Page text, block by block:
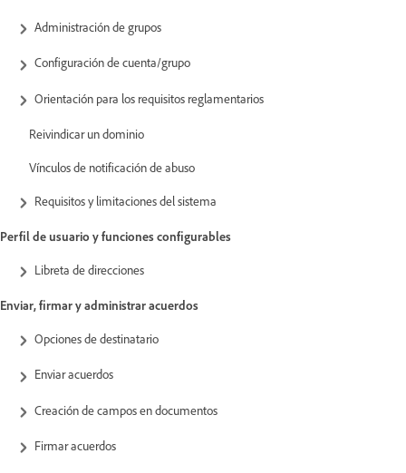
Administración de grupos
Configuración de cuenta/grupo
Orientación para los requisitos reglamentarios
Reivindicar un dominio
Vínculos de notificación de abuso
Requisitos y limitaciones del sistema
Perfil de usuario y funciones configurables
Libreta de direcciones
Enviar, firmar y administrar acuerdos
Opciones de destinatario
Enviar acuerdos
Creación de campos en documentos
Firmar acuerdos